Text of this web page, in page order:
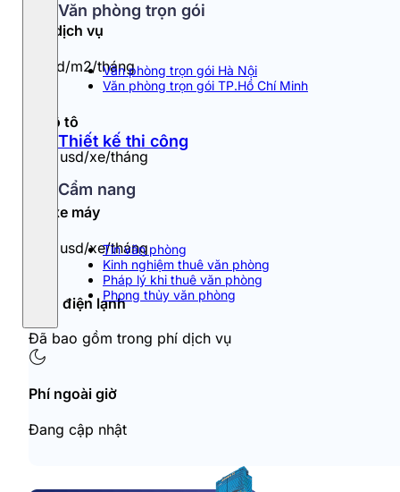
Văn phòng trọn gói
Văn phòng trọn gói Hà Nội
Văn phòng trọn gói TP.Hồ Chí Minh
Thiết kế thi công
Cẩm nang
Tin văn phòng
Kinh nghiệm thuê văn phòng
Pháp lý khi thuê văn phòng
Phong thủy văn phòng
Phí dịch vụ
7 usd/m2/tháng
Đỗ ô tô
250 usd/xe/tháng
Đỗ xe máy
250 usd/xe/tháng
Tiền điện lạnh
Đã bao gồm trong phí dịch vụ
Phí ngoài giờ
Đang cập nhật